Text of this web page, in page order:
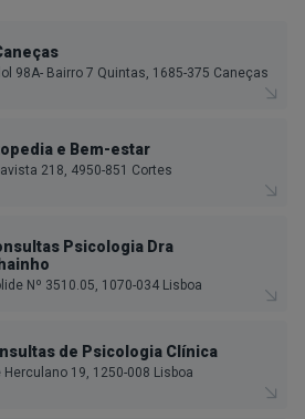
98A- Bairro 7 Quintas, 1685-375 Caneças
e Bem-estar
218, 4950-851 Cortes
Psicologia Dra
Nº 3510.05, 1070-034 Lisboa
de Psicologia Clínica
Herculano 19, 1250-008 Lisboa